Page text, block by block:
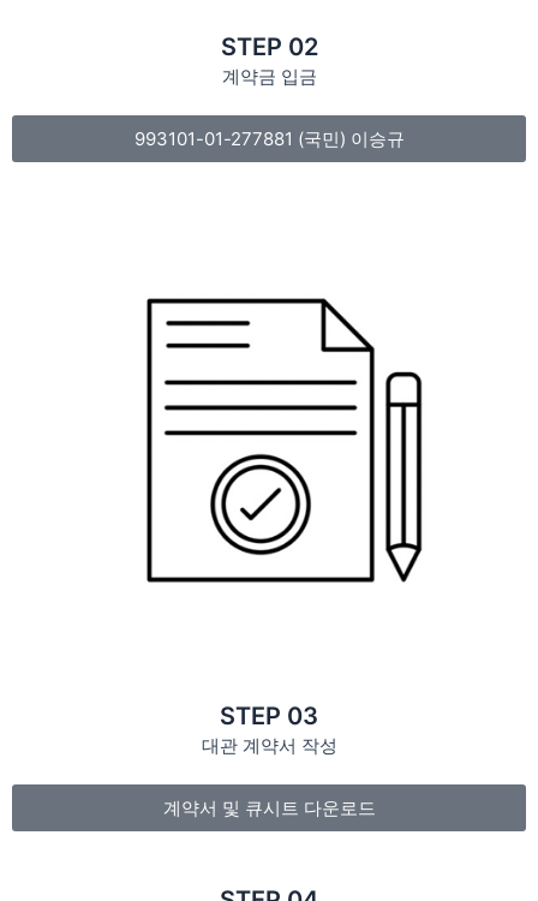
STEP 02
계약금 입금
993101-01-277881 (국민) 이승규
STEP 03
대관 계약서 작성
계약서 및 큐시트 다운로드